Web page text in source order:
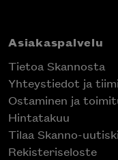
Asiakaspalvelu
Tietoa Skannosta
Yhteystiedot ja tiimi
Ostaminen ja
Hintatakuu
Tilaa Skanno-
Rekisteriseloste